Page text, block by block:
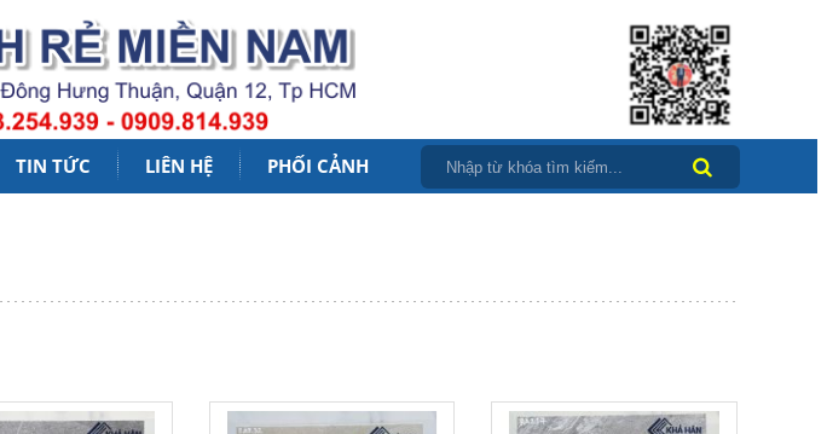
TIN TỨC LIÊN HỆ PHỐI CẢNH
Đọc Thêm